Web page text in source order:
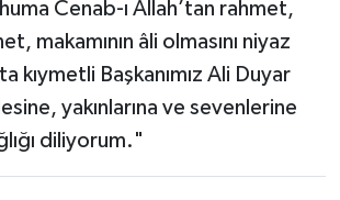
Cenab-ı Allah’tan rahmet,
makamının âli olmasını niyaz
kıymetli Başkanımız Ali Duyar
yakınlarına ve sevenlerine
diliyorum."